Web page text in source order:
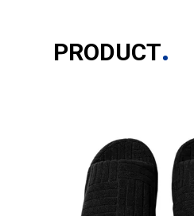
PRODUCT